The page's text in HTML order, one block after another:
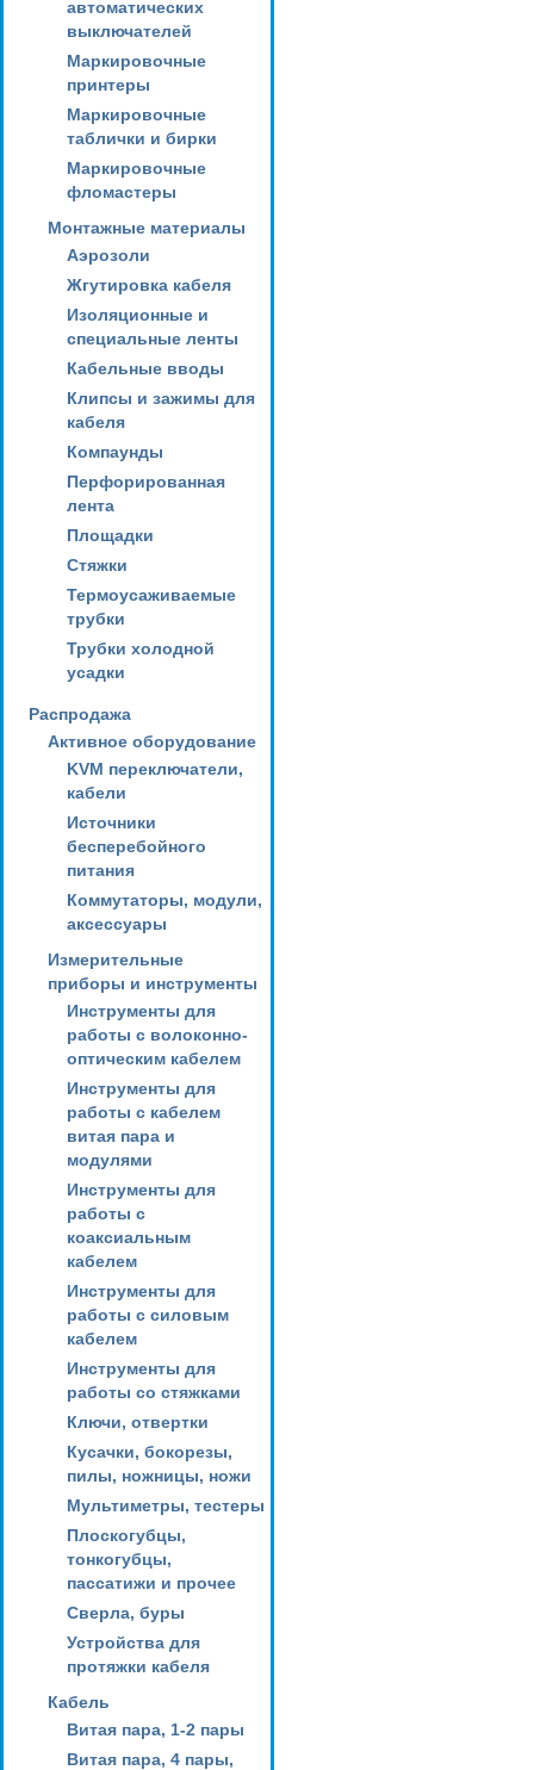
автоматических
выключателей
Маркировочные
принтеры
Маркировочные
таблички и бирки
Маркировочные
фломастеры
Монтажные материалы
Аэрозоли
Жгутировка кабеля
Изоляционные и
специальные ленты
Кабельные вводы
Клипсы и зажимы для
кабеля
Компаунды
Перфорированная
лента
Площадки
Стяжки
Термоусаживаемые
трубки
Трубки холодной
усадки
Распродажа
Активное оборудование
KVM переключатели,
кабели
Источники
бесперебойного
питания
Коммутаторы, модули,
аксессуары
Измерительные
приборы и инструменты
Инструменты для
работы с волоконно-
оптическим кабелем
Инструменты для
работы с кабелем
витая пара и
модулями
Инструменты для
работы с
коаксиальным
кабелем
Инструменты для
работы с силовым
кабелем
Инструменты для
работы со стяжками
Ключи, отвертки
Кусачки, бокорезы,
пилы, ножницы, ножи
Мультиметры, тестеры
Плоскогубцы,
тонкогубцы,
пассатижи и прочее
Сверла, буры
Устройства для
протяжки кабеля
Кабель
Витая пара, 1-2 пары
Витая пара, 4 пары,